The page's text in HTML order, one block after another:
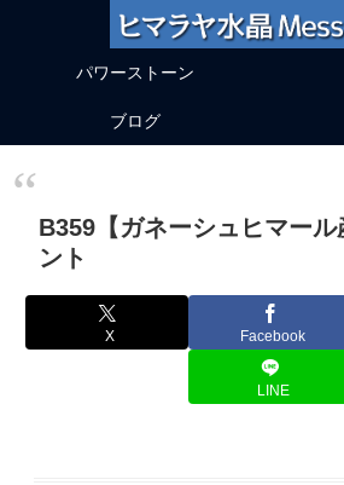
パワーストーン
ブログ
B359【ガネーシュヒマール
ント
X Facebook
LINE